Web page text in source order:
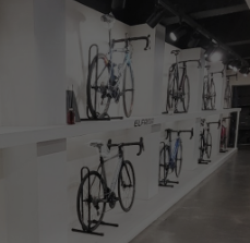
페이코 ID로